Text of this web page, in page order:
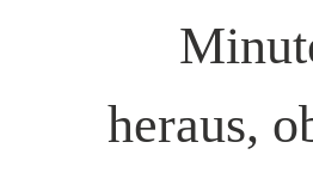
heraus,